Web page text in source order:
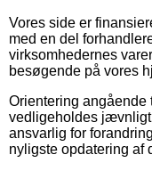
Vores side er
med en del
virksomhedernes
besøgende på vores
Orientering
vedligeholdes
ansvarlig for
nyligste opdatering af